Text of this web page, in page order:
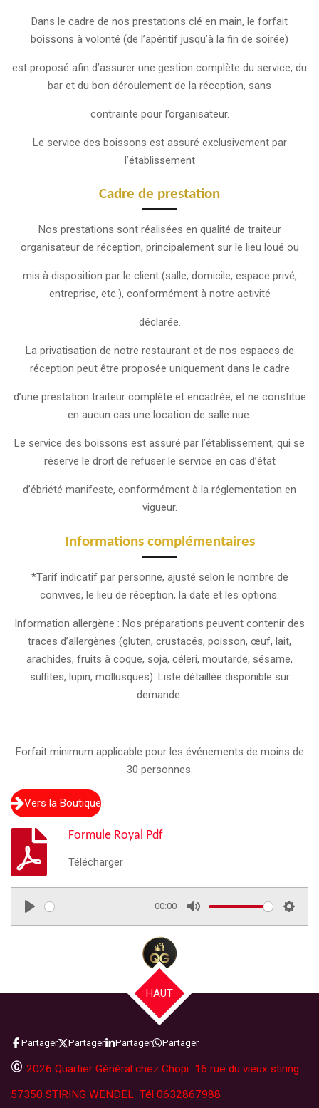
Dans le cadre de nos prestations clé en main, le forfait
boissons à volonté (de l’apéritif jusqu’à la fin de soirée)
est proposé afin d’assurer une gestion complète du service, du
bar et du bon déroulement de la réception, sans
contrainte pour l’organisateur.
Le service des boissons est assuré exclusivement par
l’établissement
Cadre de prestation
Nos prestations sont réalisées en qualité de traiteur
organisateur de réception, principalement sur le lieu loué ou
mis à disposition par le client (salle, domicile, espace privé,
entreprise, etc.), conformément à notre activité
déclarée.
La privatisation de notre restaurant et de nos espaces de
réception peut être proposée uniquement dans le cadre
d’une prestation traiteur complète et encadrée, et ne constitue
en aucun cas une location de salle nue.
Le service des boissons est assuré par l’établissement, qui se
réserve le droit de refuser le service en cas d’état
d’ébriété manifeste, conformément à la réglementation en
vigueur.
Informations complémentaires
*Tarif indicatif par personne, ajusté selon le nombre de
convives, le lieu de réception, la date et les options.
Information allergène : Nos préparations peuvent contenir des
traces d’allergènes (gluten, crustacés, poisson, œuf, lait,
arachides, fruits à coque, soja, céleri, moutarde, sésame,
sulfites, lupin, mollusques). Liste détaillée disponible sur
demande.
Forfait minimum applicable pour les événements de moins de
30 personnes.
Vers la Boutique
Formule Royal Pdf
Télécharger
00:00
i
HAUT
Partager Partager Partager Partager
© 2026 Quartier Général chez Chopi 16 rue du vieux stiring
57350 STIRING WENDEL Tél 0632867988